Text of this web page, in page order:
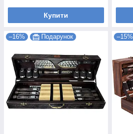
Купити
–16% Подарунок –15%